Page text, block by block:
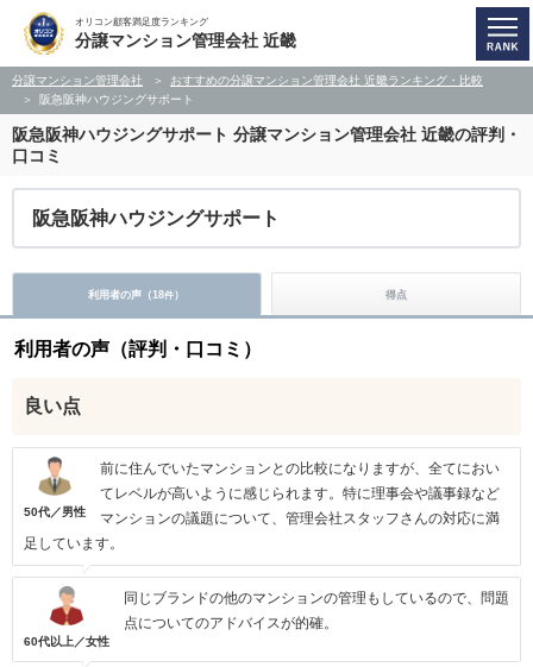
オリコン顧客満足度ランキング
分譲マンション管理会社 近畿
分譲マンション管理会社
おすすめの分譲マンション管理会社 近畿ランキング・比較
阪急阪神ハウジングサポート
阪急阪神ハウジングサポート 分譲マンション管理会社 近畿の評判・
口コミ
阪急阪神ハウジングサポート
利用者の声（18件） 得点
利用者の声（評判・口コミ）
良い点
50代／男性
前に住んでいたマンションとの比較になりますが、全てにおい
てレベルが高いように感じられます。特に理事会や議事録など
マンションの議題について、管理会社スタッフさんの対応に満
足しています。
60代以上／女性
同じブランドの他のマンションの管理もしているので、問題
点についてのアドバイスが的確。